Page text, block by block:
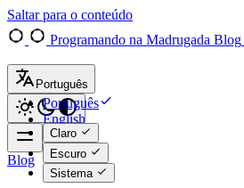
Saltar para o conteúdo
Programando na Madrugada Blog
Português
Português
English
Claro
Escuro
Sistema
Blog